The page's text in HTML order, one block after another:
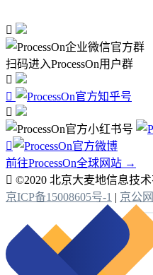

扫码进入ProcessOn用户群




前往ProcessOn全球网站 →
 ©2020 北京大麦地信息技术
京ICP备15008605号-1 | 京公